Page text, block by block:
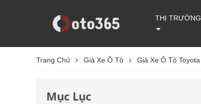
THỊ TRƯỜNG
Trang Chủ Giá Xe Ô Tô Giá Xe Ô Tô Toyota
Mục Lục